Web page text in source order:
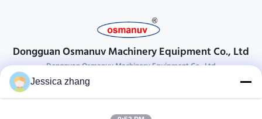
Dongguan Osmanuv Machinery Equipment Co., Ltd
Dongguan Osmanuv Machinery Equipment Co., Ltd
Neem contact op.
28 tweede industrieel, wei van Liu chong, Wanjiang, DongGuan,
Jessica zhang